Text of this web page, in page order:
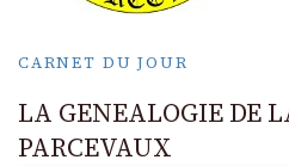
CARNET DU JOUR
LA GENEALOGIE DE
PARCEVAUX